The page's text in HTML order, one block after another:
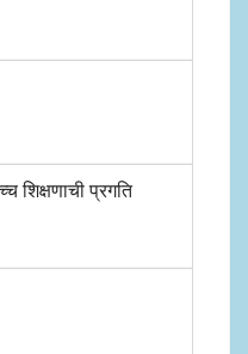
शिक्षणाची प्रगति